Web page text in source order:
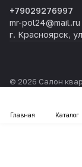
Главная Каталог
+79029276997
mr-pol24@mail.ru
г. Красноярск,
© 2026 Салон